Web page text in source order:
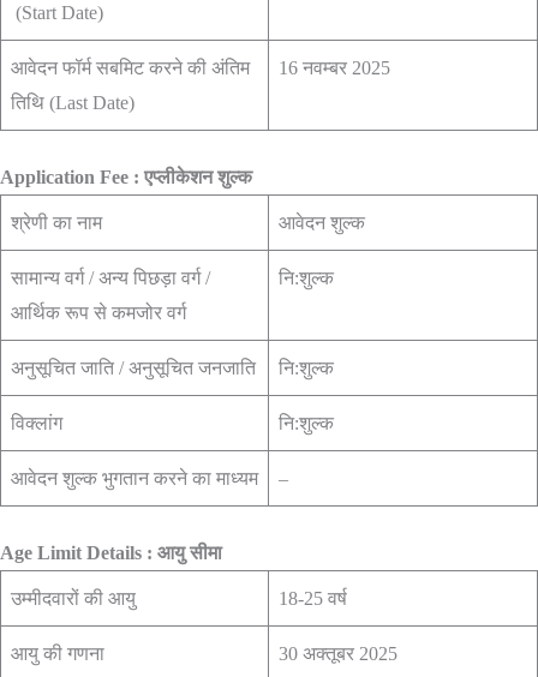
(Start Date)
आवेदन फॉर्म सबमिट करने की अंतिम
तिथि (Last Date)
16 नवम्बर 2025
Application Fee : एप्लीकेशन शुल्क
श्रेणी का नाम आवेदन शुल्क
सामान्य वर्ग / अन्य पिछड़ा वर्ग /
आर्थिक रूप से कमजोर वर्ग
नि:शुल्क
अनुसूचित जाति / अनुसूचित जनजाति नि:शुल्क
विक्लांग नि:शुल्क
आवेदन शुल्क भुगतान करने का माध्यम –
Age Limit Details : आयु सीमा
उम्मीदवारों की आयु 18-25 वर्ष
आयु की गणना 30 अक्तूबर 2025